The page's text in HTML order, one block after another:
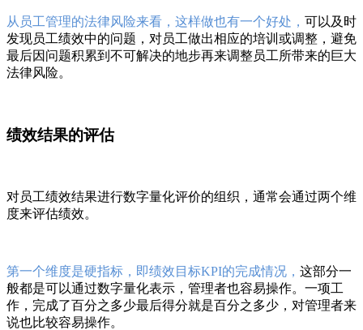
从员工管理的法律风险来看，这样做也有一个好处， 可以及时
发现员工绩效中的问题，对员工做出相应的培训或调整，避免
最后因问题积累到不可解决的地步再来调整员工所带来的巨大
法律风险。
绩效结果的评估
对员工绩效结果进行数字量化评价的组织，通常会通过两个维
度来评估绩效。
第一个维度是硬指标，即绩效目标KPI的完成情况， 这部分一
般都是可以通过数字量化表示，管理者也容易操作。一项工
作，完成了百分之多少最后得分就是百分之多少，对管理者来
说也比较容易操作。